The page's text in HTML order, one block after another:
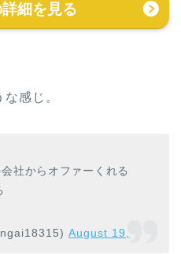
細を見る
感じ。
社からオファーくれる
August 19,